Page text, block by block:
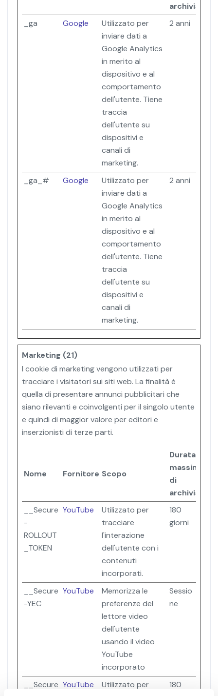
_ga
Google
Utilizzato per
inviare dati a
Google Analytics
in merito al
dispositivo e al
comportamento
dell'utente. Tiene
traccia
dell'utente su
dispositivi e
canali di
marketing.
2 anni
_ga_# Google
Utilizzato per
inviare dati a
Google Analytics
in merito al
dispositivo e al
comportamento
dell'utente. Tiene
traccia
dell'utente su
dispositivi e
canali di
marketing.
2 anni
Marketing (21)
I cookie di marketing vengono utilizzati per
tracciare i visitatori sui siti web. La finalità è
quella di presentare annunci pubblicitari che
siano rilevanti e coinvolgenti per il singolo utente
e quindi di maggior valore per editori e
inserzionisti di terze parti.
Nome Fornitore Scopo
Durata
massima
di
__Secure
-
ROLLOUT
_TOKEN
YouTube
Utilizzato per
tracciare
l'interazione
dell'utente con i
contenuti
incorporati.
180
giorni
__Secure
-YEC
YouTube
Memorizza le
preferenze del
lettore video
dell'utente
usando il video
YouTube
incorporato
Sessio
ne
__Secure YouTube
Utilizzato per
180